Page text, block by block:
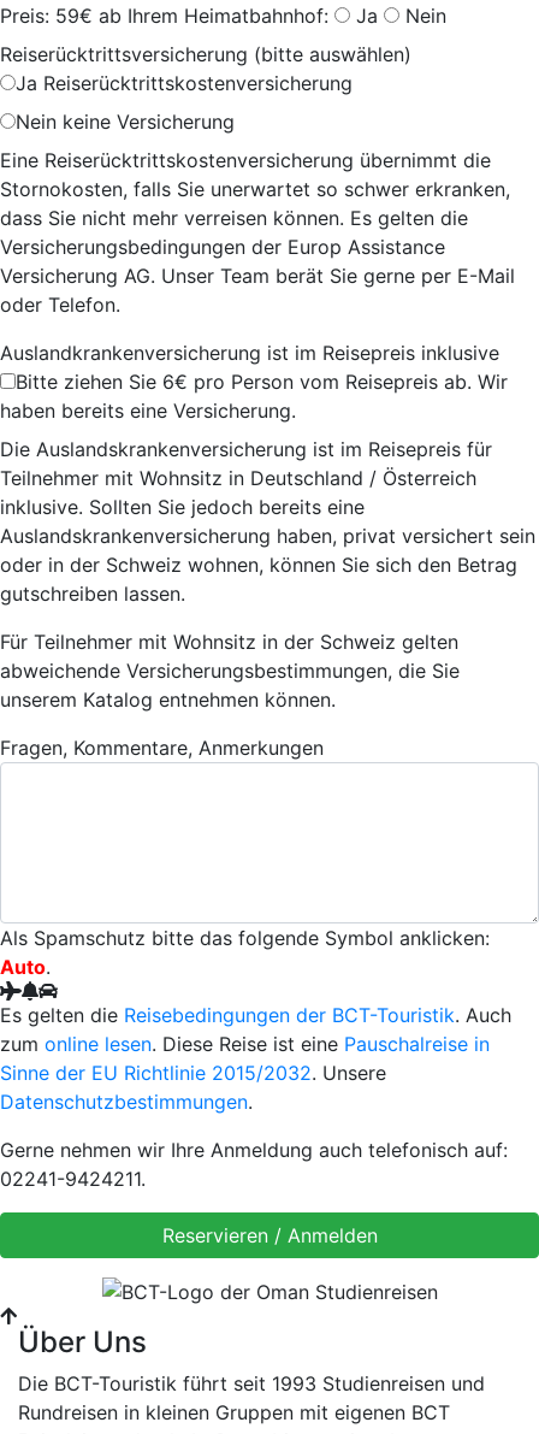
Preis: 59€ ab Ihrem Heimatbahnhof:
Ja
Nein
Reiserücktrittsversicherung (bitte auswählen)
Ja Reiserücktrittskostenversicherung
Nein keine Versicherung
Eine Reiserücktrittskostenversicherung übernimmt die
Stornokosten, falls Sie unerwartet so schwer erkranken,
dass Sie nicht mehr verreisen können. Es gelten die
Versicherungsbedingungen der Europ Assistance
Versicherung AG. Unser Team berät Sie gerne per E-Mail
oder Telefon.
Auslandkrankenversicherung ist im Reisepreis inklusive
Bitte ziehen Sie 6€ pro Person vom Reisepreis ab. Wir
haben bereits eine Versicherung.
Die Auslandskrankenversicherung ist im Reisepreis für
Teilnehmer mit Wohnsitz in Deutschland / Österreich
inklusive. Sollten Sie jedoch bereits eine
Auslandskrankenversicherung haben, privat versichert sein
oder in der Schweiz wohnen, können Sie sich den Betrag
gutschreiben lassen.
Für Teilnehmer mit Wohnsitz in der Schweiz gelten
abweichende Versicherungsbestimmungen, die Sie
unserem Katalog entnehmen können.
Fragen, Kommentare, Anmerkungen
Als Spamschutz bitte das folgende Symbol anklicken:
Auto.
Es gelten die Reisebedingungen der BCT-Touristik. Auch
zum online lesen. Diese Reise ist eine Pauschalreise in
Sinne der EU Richtlinie 2015/2032. Unsere
Datenschutzbestimmungen.
Gerne nehmen wir Ihre Anmeldung auch telefonisch auf:
02241-9424211.
Über Uns
Die BCT-Touristik führt seit 1993 Studienreisen und
Rundreisen in kleinen Gruppen mit eigenen BCT